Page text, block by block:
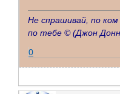
Не спрашивай, по
по тебе © (Джон
0